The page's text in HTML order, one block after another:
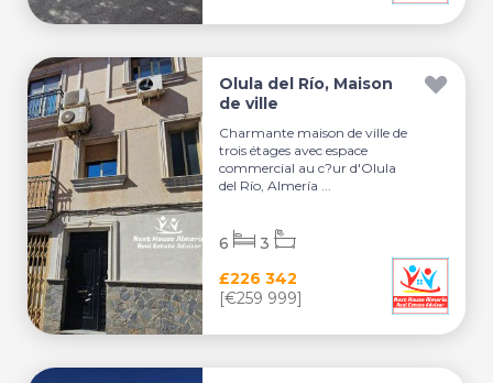
Olula del Río, Maison
de ville
Charmante maison de ville de
trois étages avec espace
commercial au c?ur d'Olula
del Río, Almería ...
£226 342
[€259 999]
6 3